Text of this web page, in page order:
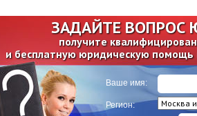
ЗАДАЙТЕ ВОПРОС
получите
и бесплатную юридическую
Ваше имя:
Регион: